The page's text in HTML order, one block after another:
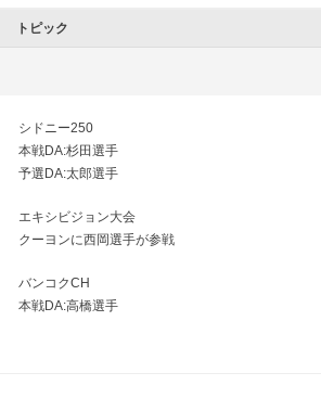
トピック
シドニー250
本戦DA:杉田選手
予選DA:太郎選手
エキシビジョン大会
クーヨンに西岡選手が参戦
バンコクCH
本戦DA:高橋選手